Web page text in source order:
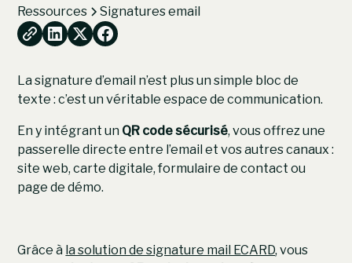
Ressources Signatures email
La signature d’email n’est plus un simple bloc de
texte : c’est un véritable espace de communication.
En y intégrant un QR code sécurisé, vous offrez une
passerelle directe entre l’email et vos autres canaux :
site web, carte digitale, formulaire de contact ou
page de démo.
Grâce à la solution de signature mail ECARD, vous